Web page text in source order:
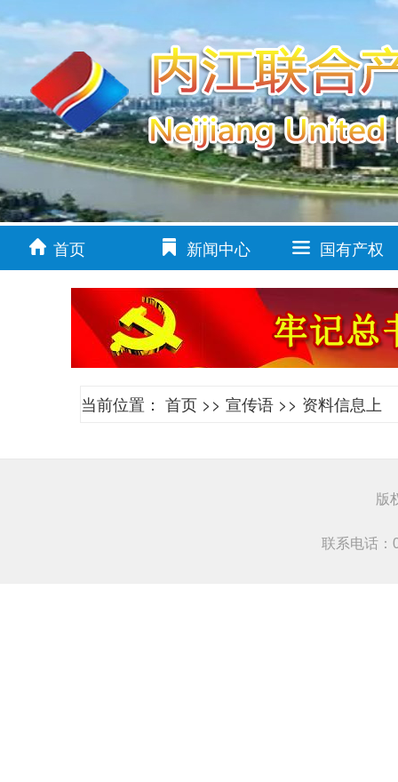
首页 新闻中心 国有产权
当前位置： 首页 >> 宣传语 >> 资料信息上
版
联系电话